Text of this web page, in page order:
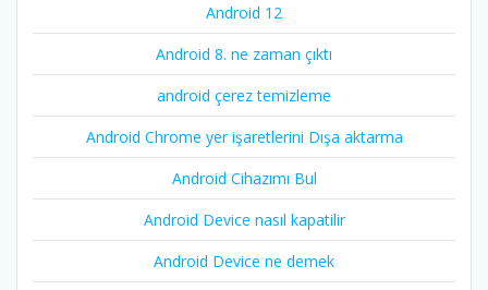
Android 12
Android 8. ne zaman çıktı
android çerez temizleme
Android Chrome yer işaretlerini Dışa aktarma
Android Cihazımı Bul
Android Device nasıl kapatilir
Android Device ne demek